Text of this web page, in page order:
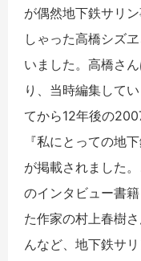
が偶然地下鉄サリ
しゃった高橋シズ
いました。高橋さ
り、当時編集して
てから12年後の
『私にとっての地
が掲載されました
のインタビュー書
た作家の村上春樹
んなど、地下鉄サ